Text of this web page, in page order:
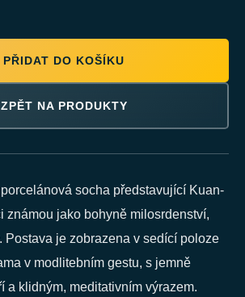
PŘIDAT DO KOŠÍKU
ZPĚT NA PRODUKTY
socha představující Kuan-
známou jako bohyně milosrdenství,
Postava je zobrazena v sedící poloze
v modlitebním gestu, s jemně
a klidným, meditativním výrazem.